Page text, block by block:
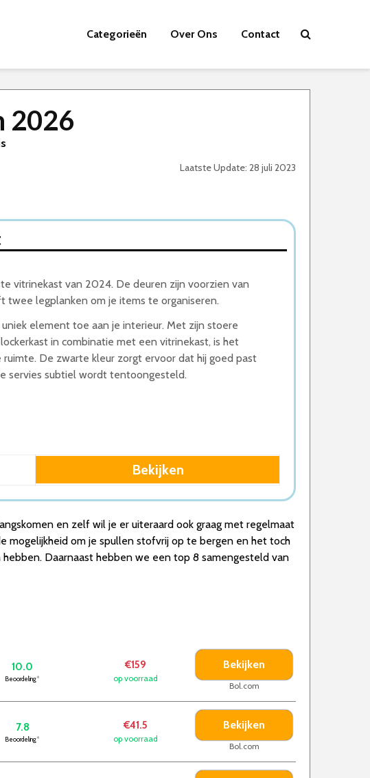
Categorieën Over Ons Contact
2026
Laatste Update: 28 juli 2023
vitrinekast van 2024. De deuren zijn voorzien van
twee legplanken om je items te organiseren.
element toe aan je interieur. Met zijn stoere
in combinatie met een vitrinekast, is het
De zwarte kleur zorgt ervoor dat hij goed past
servies subtiel wordt tentoongesteld.
Bekijken
en zelf wil je er uiteraard ook graag met regelmaat
mogelijkheid om je spullen stofvrij op te bergen en het toch
Daarnaast hebben we een top 8 samengesteld van
10.0
Beoordeling*
€159
op voorraad
Bekijken
Bol.com
7.8
Beoordeling*
€41.5
op voorraad
Bekijken
Bol.com